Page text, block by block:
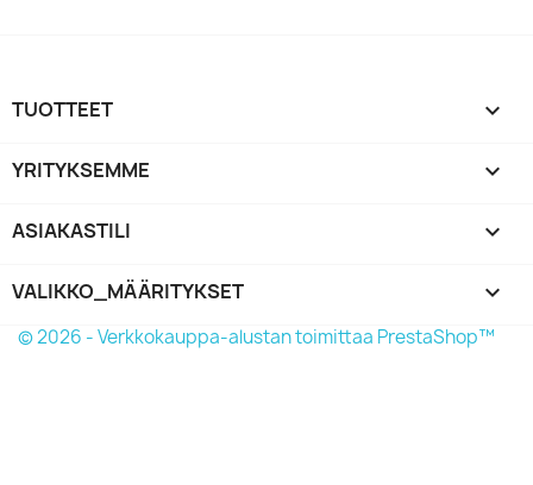
TUOTTEET 
YRITYKSEMME 
ASIAKASTILI 
VALIKKO_MÄÄRITYKSET keyboard_arrow_down
© 2026 - Verkkokauppa-alustan toimittaa PrestaShop™